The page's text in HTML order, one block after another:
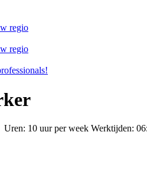
regio
regio
10 uur per week Werktijden: